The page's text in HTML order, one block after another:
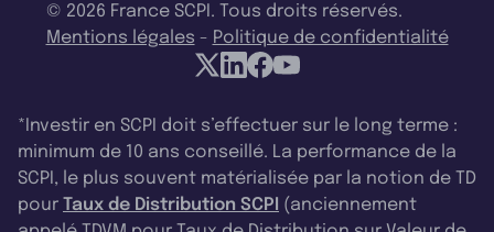
© 2026 France SCPI. Tous droits réservés.
Mentions légales - Politique de confidentialité
*Investir en SCPI doit s’effectuer sur le long terme :
minimum de 10 ans conseillé. La performance de la
SCPI, le plus souvent matérialisée par la notion de TD
pour Taux de Distribution SCPI (anciennement